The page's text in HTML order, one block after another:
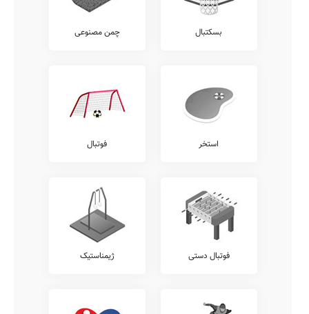
بسکتبال چمن مصنوعی
استخر فوتبال
فوتبال دستی ژیمناستیک